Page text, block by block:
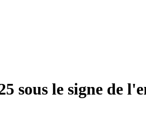
sous le signe de